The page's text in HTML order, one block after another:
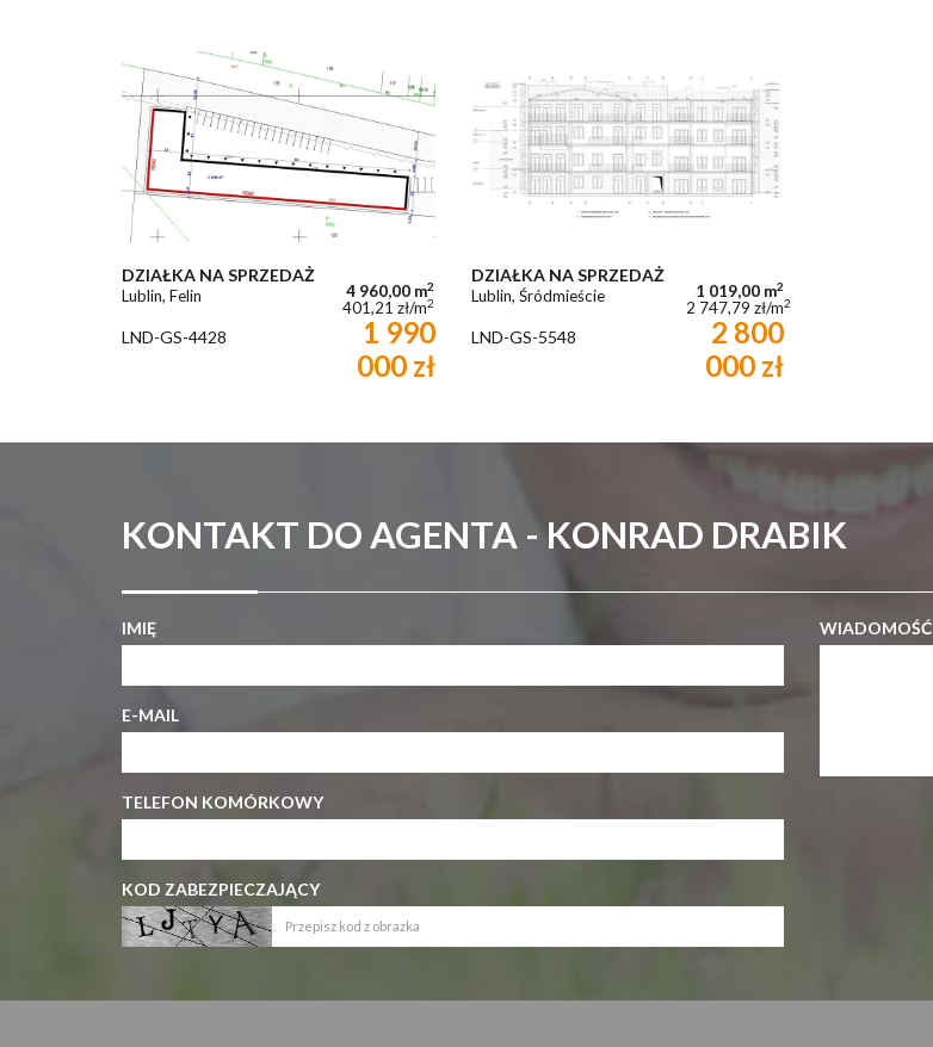
DZIAŁKA NA SPRZEDAŻ
Lublin, Felin 4 960,00 m2
401,21 zł/m2
LND-GS-4428
1 990
000 zł
DZIAŁKA NA SPRZEDAŻ
Lublin, Śródmieście 1 019,00 m2
2 747,79 zł/m2
LND-GS-5548
2 800
000 zł
KONTAKT DO AGENTA - KONRAD DRABIK
IMIĘ
E-MAIL
TELEFON KOMÓRKOWY
KOD ZABEZPIECZAJĄCY
WIADOMOŚĆ